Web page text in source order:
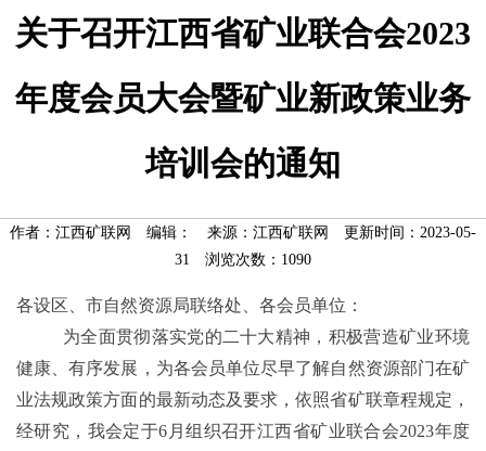
关于召开江西省矿业联合会2023
年度会员大会暨矿业新政策业务
培训会的通知
作者：江西矿联网 编辑： 来源：江西矿联网
更新时间：2023-05-
31
浏览次数： 1090
各设区、市自然资源局联络处 、各会员单位：
为全面贯彻落实党的二十大精神，积极营造矿业环境
健康、有序发展，为各会员单位尽早了解自然资源部门在矿
业法规政策方面的最新动态及要求，依照省矿联章程规定，
经研究，我会定于6 月组织召开江西省矿业联合会2023年度